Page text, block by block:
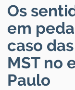
Os
em
caso
MST no
Paulo